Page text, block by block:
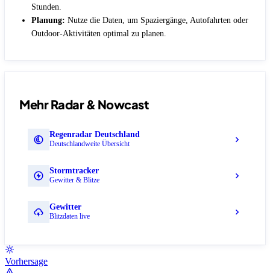
Stunden.
Planung: Nutze die Daten, um Spaziergänge, Autofahrten oder
Outdoor-Aktivitäten optimal zu planen.
Mehr Radar & Nowcast
Regenradar Deutschland
Deutschlandweite Übersicht
Stormtracker
Gewitter & Blitze
Gewitter
Blitzdaten live
Vorhersage